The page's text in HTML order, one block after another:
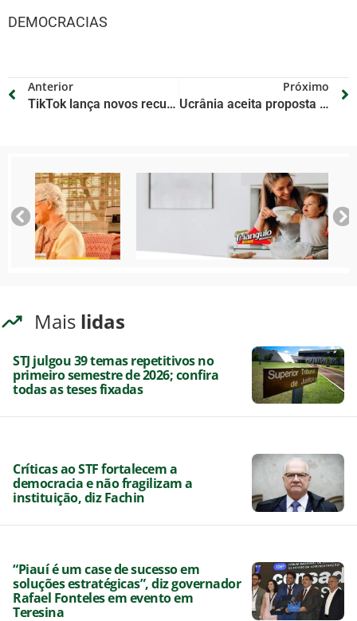
DEMOCRACIAS
Anterior
TikTok lança novos recursos para controle de tempo de tela de adolescentes
Próximo
Ucrânia aceita proposta de cessar-fogo provisório negociada pelos EUA
Mais lidas
STJ julgou 39 temas repetitivos no
primeiro semestre de 2026; confira
todas as teses fixadas
Críticas ao STF fortalecem a
democracia e não fragilizam a
instituição, diz Fachin
“Piauí é um case de sucesso em
soluções estratégicas”, diz governador
Rafael Fonteles em evento em
Teresina